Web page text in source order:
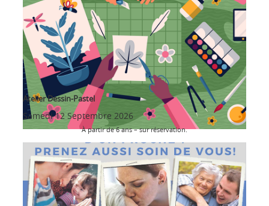
Atelier Dessin-Pastel
Samedi 12 Septembre 2026
À partir de 6 ans – sur réservation.